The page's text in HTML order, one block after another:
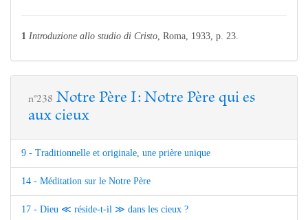
1 Introduzione allo studio di Cristo , Roma, 1933, p. 23.
n°238 Notre Père I: Notre Père qui es
aux cieux
9 - Traditionnelle et originale, une prière unique
14 - Méditation sur le Notre Père
17 - Dieu ≪ réside-t-il ≫ dans les cieux ?